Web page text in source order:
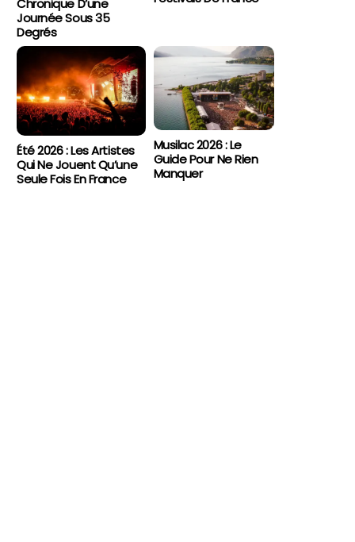
Chronique D’une
Journée Sous 35
Degrés
Été 2026 : Les Artistes
Qui Ne Jouent Qu’une
Seule Fois En France
Musilac 2026 : Le
Guide Pour Ne Rien
Manquer